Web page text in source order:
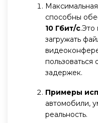
способны
10 Гбит/с.Это
загружать
задержек.
Примеры
автомобили,
реальность.